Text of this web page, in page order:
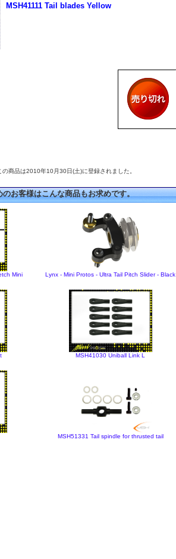
MSH41111 Tail blades Yellow
の商品は2010年10月30日(土)に登録されました。
のお客様はこんな商品もお求めです。
Mini Lynx - Mini Protos - Ultra Tail Pitch Slider - Black
MSH41030 Uniball Link L
MSH51331 Tail spindle for thrusted tail